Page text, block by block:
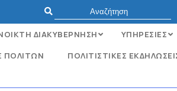
ΔΙΑΚΥΒΕΡΝΗΣΗ ΥΠΗΡΕΣΙΕΣ
ΠΟΛΙΤΏΝ ΠΟΛΙΤΙΣΤΙΚΕΣ